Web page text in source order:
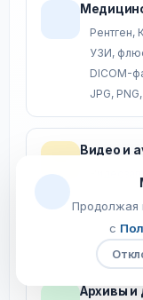
Рентген,
УЗИ,
DICOM-
JPG,
Видео и
MP4, AVI,
MP3,
Архивы и
Продолжая
с